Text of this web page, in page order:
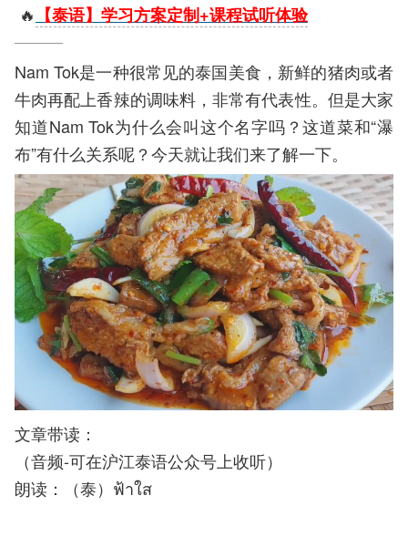
🔥 【泰语】学习方案定制+课程试听体验
Nam Tok是一种很常见的泰国美食，新鲜的猪肉或者
牛肉再配上香辣的调味料，非常有代表性。但是大家
知道Nam Tok为什么会叫这个名字吗？这道菜和“瀑
布”有什么关系呢？今天就让我们来了解一下。
文章带读：
（音频-可在沪江泰语公众号上收听）
朗读：（泰）ฟ้าใส